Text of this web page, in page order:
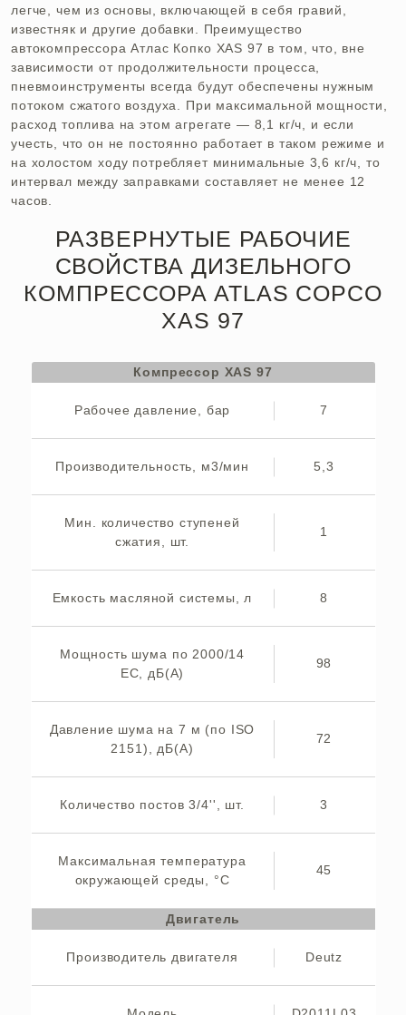
легче, чем из основы, включающей в себя гравий,
известняк и другие добавки. Преимущество
автокомпрессора Атлас Копко XAS 97 в том, что, вне
зависимости от продолжительности процесса,
пневмоинструменты всегда будут обеспечены нужным
потоком сжатого воздуха. При максимальной мощности,
расход топлива на этом агрегате — 8,1 кг/ч, и если
учесть, что он не постоянно работает в таком режиме и
на холостом ходу потребляет минимальные 3,6 кг/ч, то
интервал между заправками составляет не менее 12
часов.
РАЗВЕРНУТЫЕ РАБОЧИЕ
СВОЙСТВА ДИЗЕЛЬНОГО
КОМПРЕССОРА ATLAS COPCO
XAS 97
Компрессор XAS 97
Рабочее давление, бар 7
Производительность, м3/мин 5,3
Мин. количество ступеней
сжатия, шт.
1
Емкость масляной системы, л 8
Мощность шума по 2000/14
ЕС, дБ(А)
98
Давление шума на 7 м (по ISO
2151), дБ(А)
72
Количество постов 3/4'', шт. 3
Максимальная температура
окружающей среды, °C
45
Двигатель
Производитель двигателя Deutz